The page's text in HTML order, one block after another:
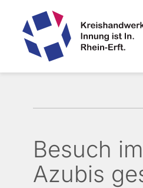
Besuch
Azubis